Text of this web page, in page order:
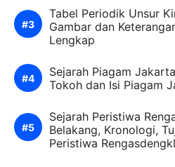
Tabel Periodik Unsur
Gambar dan
Lengkap
Sejarah Piagam
Tokoh dan Isi Piagam
Sejarah Peristiwa
Belakang, Kronologi,
Peristiwa